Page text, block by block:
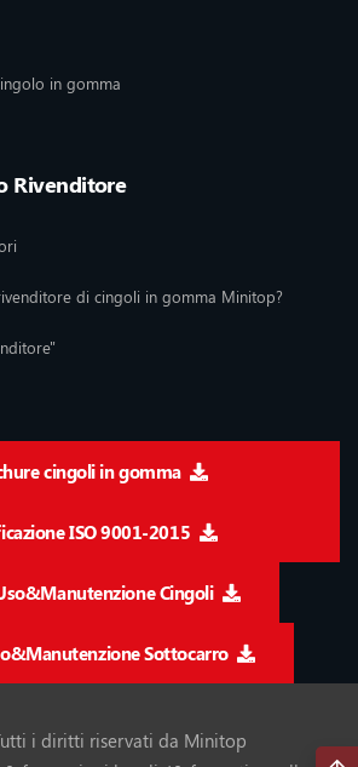
in gomma
Rivenditore
di cingoli in gomma Minitop?
cingoli in gomma
ISO 9001-2015
Cingoli
Sottocarro
i diritti riservati da Minitop